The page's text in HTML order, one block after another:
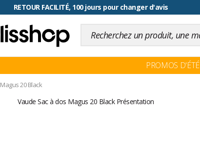
RETOUR FACILITÉ, 100 jours pour changer d'avis
PROMOS D'ÉTÉ
Magus 20 Black